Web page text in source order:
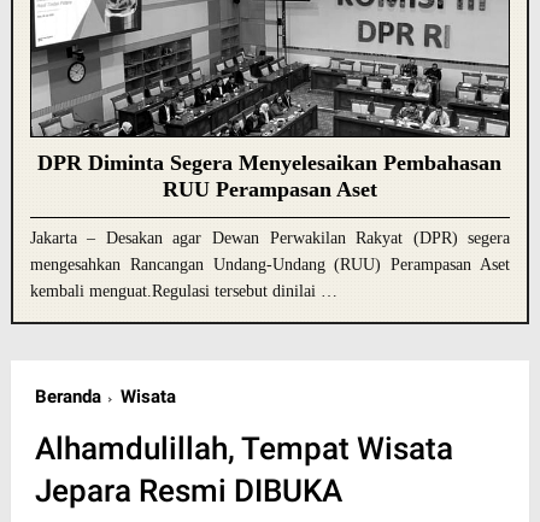
DPR Diminta Segera Menyelesaikan Pembahasan
RUU Perampasan Aset
Jakarta – Desakan agar Dewan Perwakilan Rakyat (DPR) segera
mengesahkan Rancangan Undang-Undang (RUU) Perampasan Aset
kembali menguat.Regulasi tersebut dinilai …
Beranda Wisata
Alhamdulillah, Tempat Wisata
Jepara Resmi DIBUKA